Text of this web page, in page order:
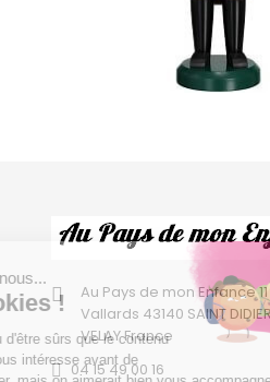
Au Pays de mon Enfance
Vallards 43140 SAINT
VELAYFrance
04 15 49 00 16